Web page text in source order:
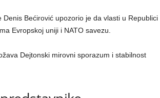
Bećirović upozorio je da vlasti u Republici
Evropskoj uniji i NATO savezu.
Dejtonski mirovni sporazum i stabilnost